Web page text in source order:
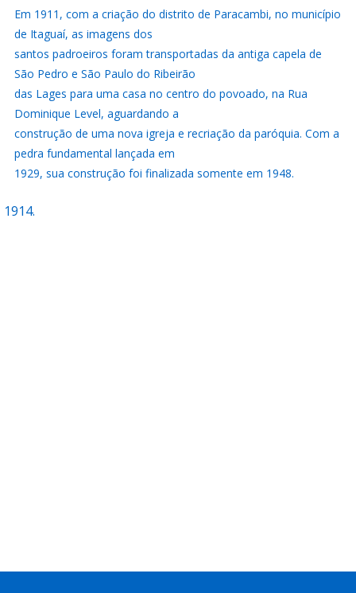
Em 1911, com a criação do distrito de Paracambi, no município
de Itaguaí, as imagens dos
santos padroeiros foram transportadas da antiga capela de
São Pedro e São Paulo do Ribeirão
das Lages para uma casa no centro do povoado, na Rua
Dominique Level, aguardando a
construção de uma nova igreja e recriação da paróquia. Com a
pedra fundamental lançada em
1929, sua construção foi finalizada somente em 1948.